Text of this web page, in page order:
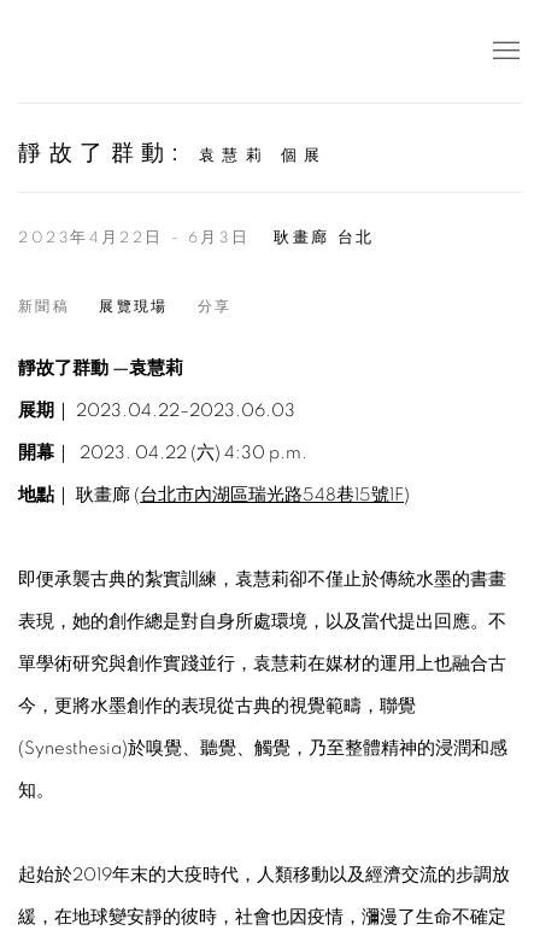
靜故了群動 : 袁慧莉 個展
2023年4月22日 - 6月3日 耿畫廊 台北
新聞稿 展覽現場 分享
靜故了群動 —袁慧莉
展期 ｜ 2023.04.22–2023.06.03
開幕 ｜ 2023. 04.22 (六) 4:30 p.m.
地點 ｜ 耿畫廊 (台北市內湖區瑞光路548巷15號1F)
即便承襲古典的紮實訓練，袁慧莉卻不僅止於傳統水墨的書畫
表現，她的創作總是對自身所處環境，以及當代提出回應。不
單學術研究與創作實踐並行，袁慧莉在媒材的運用上也融合古
今，更將水墨創作的表現從古典的視覺範疇，聯覺
(Synesthesia)於嗅覺、聽覺、觸覺，乃至整體精神的浸潤和感
知。
起始於2019年末的大疫時代，人類移動以及經濟交流的步調放
緩，在地球變安靜的彼時，社會也因疫情，瀰漫了生命不確定